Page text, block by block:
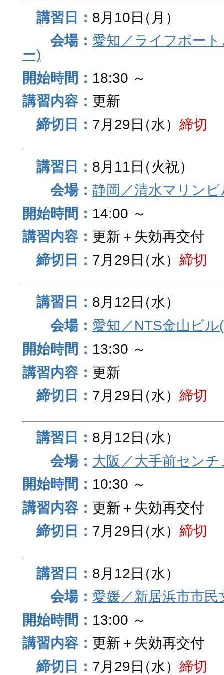
8月10日（月）
愛知／ライフポー
ー)
18:30 ～
更新
7月29日（水） 締切
8月11日（火祝）
静岡／清水マリンビ
14:00 ～
更新＋失効再交付
7月29日（水） 締切
8月12日（水）
愛知／NTS金山ビ
13:30 ～
更新
7月29日（水） 締切
8月12日（水）
大阪／大手前セン
10:30 ～
更新＋失効再交付
7月29日（水） 締切
8月12日（水）
愛媛／新居浜市市
13:00 ～
更新＋失効再交付
7月29日（水） 締切